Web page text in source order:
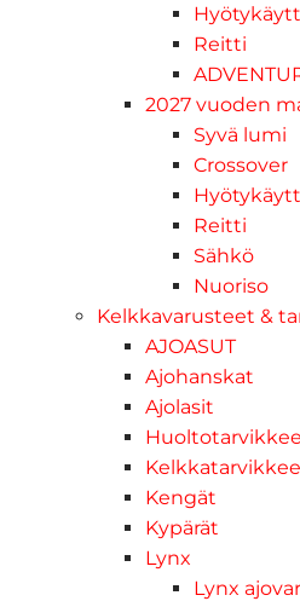
Reitti
2027 vuoden
Syvä lumi
Crossover
Reitti
Sähkö
Nuoriso
Kelkkavarusteet &
AJOASUT
Ajohanskat
Ajolasit
Kengät
Kypärät
Lynx
Lynx